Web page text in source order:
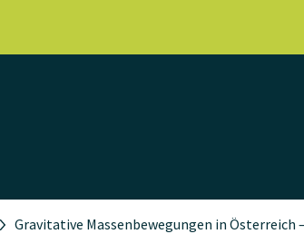
Gravitative Massenbewegungen in Österreich